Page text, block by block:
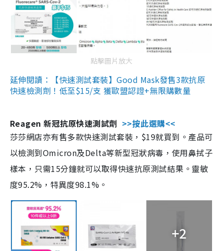
點擊圖片放大
延伸閱讀：【快速測試套裝】Good Mask發售3款抗原
快速檢測劑！低至$15/支 獲歐盟認證+無限購數量
Reagen 新冠抗原快速測試劑 >>按此選購<<
莎莎網店亦有售多款快速測試套裝，$19就買到。產品可
以檢測到Omicron及Delta等新型冠狀病毒，使用鼻拭子
樣本，只需15分鐘就可以取得快速抗原測試結果。靈敏
度95.2%，特異度98.1%。
+2